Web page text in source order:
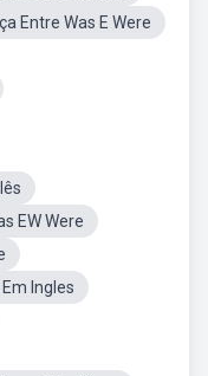
Entre Was E Were
EW Were
Ingles